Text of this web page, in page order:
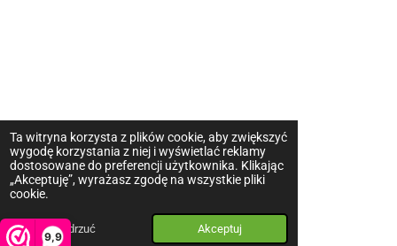
Ta witryna korzysta z plików cookie, aby zwiększyć
wygodę korzystania z niej i wyświetlać reklamy
dostosowane do preferencji użytkownika. Klikając
„Akceptuję”, wyrażasz zgodę na wszystkie pliki
cookie.
Odrzuć Akceptuj
9,9